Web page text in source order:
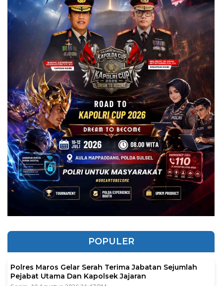
POPULER
Polres Maros Gelar Serah Terima Jabatan Sejumlah
Pejabat Utama Dan Kapolsek Jajaran